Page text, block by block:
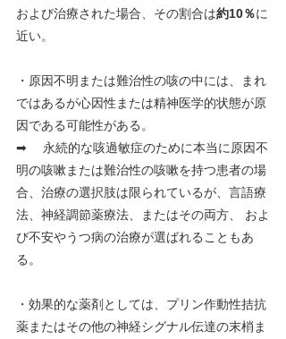
および治療された場合、その割合は約10％に
近い。
・原因不明または難治性の咳の中には、まれ
ではあるが心因性または精神医学的状態が原
因である可能性がある。
➡　 永続的な咳過敏症のために本当に原因不
明の咳嗽または難治性の咳嗽を持つ患者の場
合、治療の選択肢は限られているが、言語療
法、神経調節薬療法、またはその両方、 およ
び不安やうつ病の治療が選ばれることもあ
る。
・効果的な薬剤としては、プリン作動性拮抗
薬またはその他の神経シグナル伝達の末梢ま